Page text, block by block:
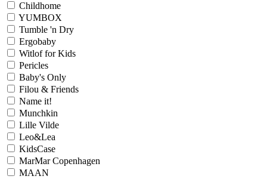
Childhome
YUMBOX
Tumble 'n Dry
Ergobaby
Witlof for Kids
Pericles
Baby's Only
Filou & Friends
Name it!
Munchkin
Lille Vilde
Leo&Lea
KidsCase
MarMar Copenhagen
MAAN